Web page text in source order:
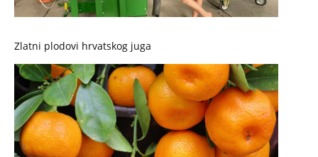
Zlatni plodovi hrvatskog juga